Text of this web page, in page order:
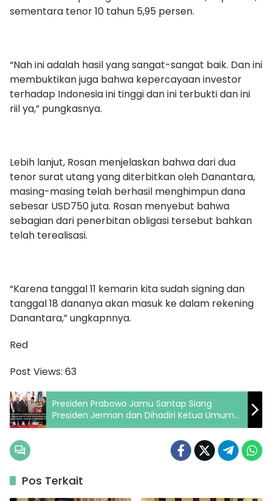
sementara tenor 10 tahun 5,95 persen.
“Nah ini adalah hasil yang sangat-sangat baik. Dan ini
membuktikan juga bahwa kepercayaan investor
terhadap Indonesia ini tinggi dan ini terbukti dan ini
riil ya,” pungkasnya.
Lebih lanjut, Rosan menjelaskan bahwa dari dua
tenor surat utang yang diterbitkan oleh Danantara,
masing-masing telah berhasil menghimpun dana
sebesar USD750 juta. Rosan menyebut bahwa
sebagian dari penerbitan obligasi tersebut bahkan
telah terealisasi.
“Karena tanggal 11 kemarin kita sudah signing dan
tanggal 18 dananya akan masuk ke dalam rekening
Danantara,” ungkapnnya.
Red
Post Views: 63
Presiden Prabowo Jamu Santap Siang
Presiden Jerman dan Dihadiri Ketua Umum
Kadin Anindya Bakrie
Pos Terkait